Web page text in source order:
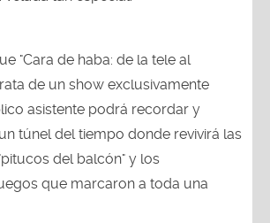
"Cara de haba: de la tele al
de un show exclusivamente
asistente podrá recordar y
túnel del tiempo donde revivirá las
del balcón" y los
que marcaron a toda una